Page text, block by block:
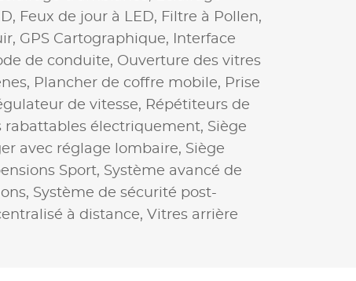
Feux de jour à LED, Filtre à Pollen,
GPS Cartographique,
Interface
de conduite, Ouverture des vitres
Plancher de coffre mobile, Prise
de vitesse, Répétiteurs de
rabattables électriquement, Siège
avec réglage lombaire, Siège
Sport, Système avancé de
Système de sécurité post-
à distance, Vitres arrière